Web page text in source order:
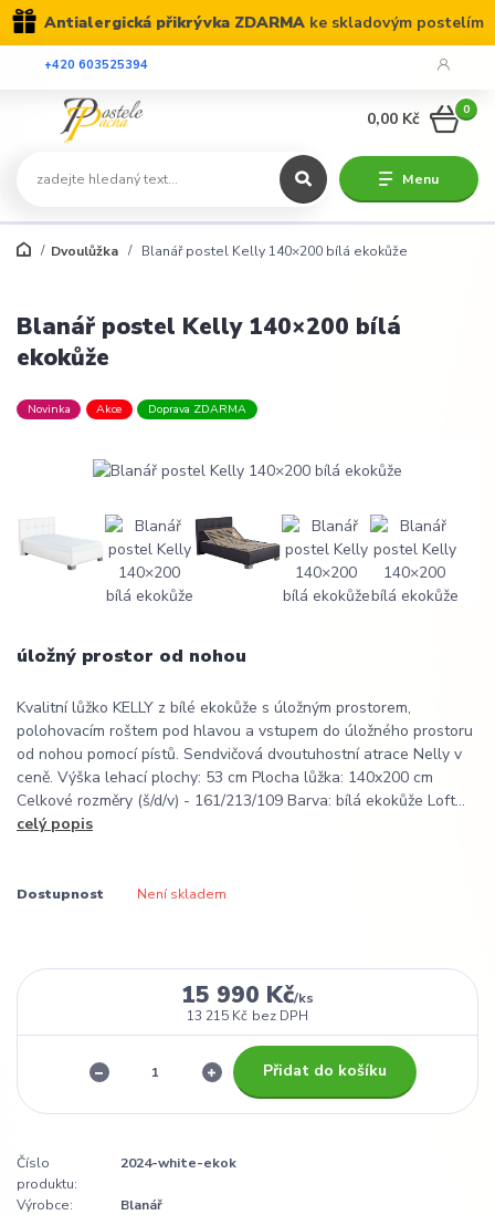
Antialergická přikrývka ZDARMAke skladovým postelím
Menu
+420 603525394
0
0,00 Kč
Dvoulůžka Blanář postel Kelly 140×200 bílá ekokůže
Blanář postel Kelly 140×200 bílá
ekokůže
Novinka Akce Doprava ZDARMA
úložný prostor od nohou
Kvalitní lůžko KELLY z bílé ekokůže s úložným prostorem,
polohovacím roštem pod hlavou a vstupem do úložného prostoru
od nohou pomocí pístů. Sendvičová dvoutuhostní atrace Nelly v
ceně. Výška lehací plochy: 53 cm Plocha lůžka: 140x200 cm
Celkové rozměry (š/d/v) - 161/213/109 Barva: bílá ekokůže Loft...
celý popis
Dostupnost Není skladem
15 990 Kč/ks
13 215 Kč bez DPH
Přidat do košíku
Číslo
produktu:
2024-white-ekok
Výrobce: Blanář